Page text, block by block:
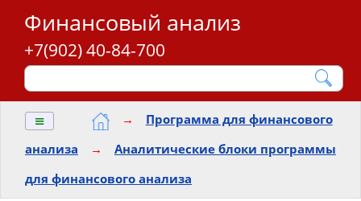
Финансовый анализ
+7(902) 40-84-700
≡ →
Программа для финансового
анализа
→
Аналитические блоки программы
для финансового анализа